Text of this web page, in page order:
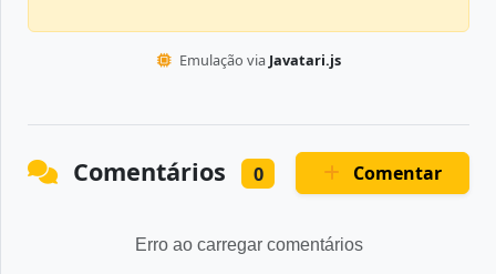
Emulação via Javatari.js
Comentários 0 Comentar
Erro ao carregar comentários